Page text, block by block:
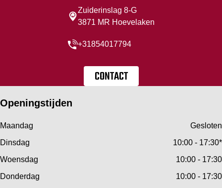
Zuiderinslag 8-G
3871 MR Hoevelaken
+31854017794
CONTACT
Openingstijden
Maandag
Gesloten
Dinsdag
10:00 - 17:30*
Woensdag
10:00 - 17:30
Donderdag
10:00 - 17:30